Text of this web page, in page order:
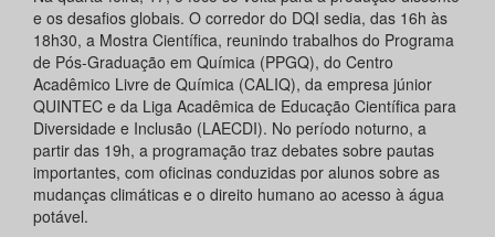
e os desafios globais. O corredor do DQI sedia, das 16h às
18h30, a Mostra Científica, reunindo trabalhos do Programa
de Pós-Graduação em Química (PPGQ), do Centro
Acadêmico Livre de Química (CALIQ), da empresa júnior
QUINTEC e da Liga Acadêmica de Educação Científica para
Diversidade e Inclusão (LAECDI). No período noturno, a
partir das 19h, a programação traz debates sobre pautas
importantes, com oficinas conduzidas por alunos sobre as
mudanças climáticas e o direito humano ao acesso à água
potável.